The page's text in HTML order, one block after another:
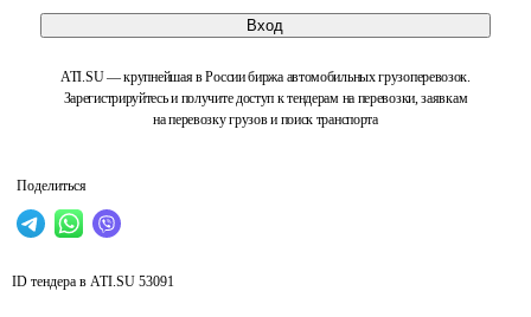
Вход
ATI.SU — крупнейшая в России биржа автомобильных грузоперевозок.
Зарегистрируйтесь и получите доступ к тендерам на перевозки, заявкам
на перевозку грузов и поиск транспорта
Поделиться
ID тендера в ATI.SU 53091